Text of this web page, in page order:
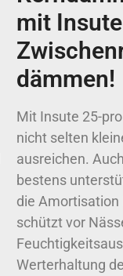
mit
dämmen!
Mit Insute 25-
nicht selten
ausreichen.
bestens
die
schützt vor
Werterhaltung